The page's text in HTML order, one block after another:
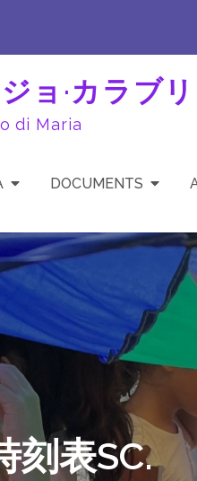
ョ·カラブ
di Maria
DOCUMENTS
表SC.